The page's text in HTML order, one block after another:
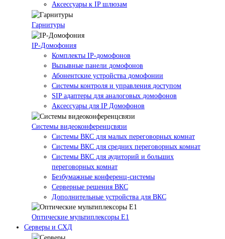
Аксессуары к IP шлюзам
Гарнитуры
IP-Домофония
Комплекты IP-домофонов
Вызывные панели домофонов
Абонентские устройства домофонии
Системы контроля и управления доступом
SIP адаптеры для аналоговых домофонов
Аксессуары для IP Домофонов
Системы видеоконференцсвязи
Системы ВКС для малых переговорных комнат
Системы ВКС для средних переговорных комнат
Системы ВКС для аудиторий и больших
переговорных комнат
Безбумажные конференц-системы
Серверные решения ВКС
Дополнительные устройства для ВКС
Оптические мультиплексоры Е1
Серверы и СХД